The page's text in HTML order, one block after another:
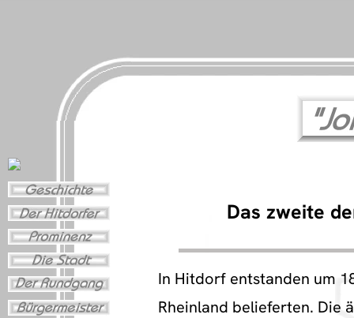
Das zweite
In Hitdorf entstanden um
Rheinland belieferten. Die